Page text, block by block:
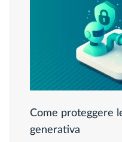
Come proteggere
generativa